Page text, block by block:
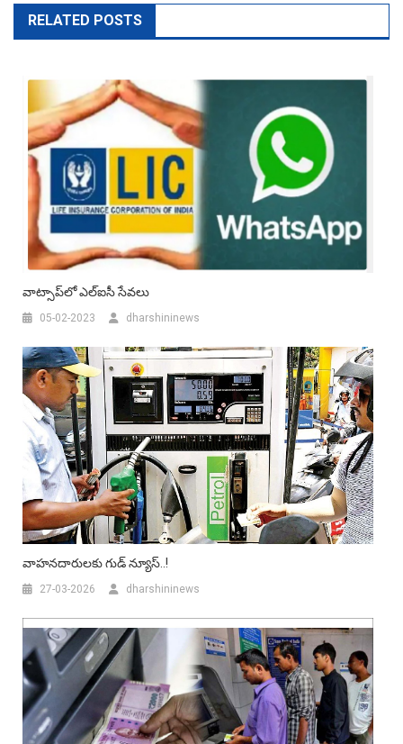
RELATED POSTS
వాట్సాప్‌లో ఎల్ఐసీ సేవలు
05-02-2023 dharshininews
వాహనదారులకు గుడ్ న్యూస్..!
27-03-2026 dharshininews